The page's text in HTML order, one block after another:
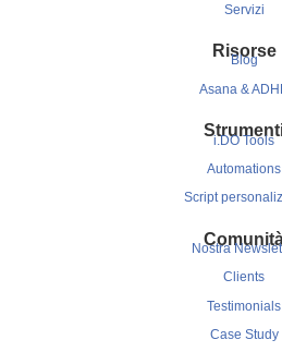
Servizi
Risorse
Blog
Asana &
i.DO Tools
Automations
Script
Nostra
Clients
Testimonials
Case Study